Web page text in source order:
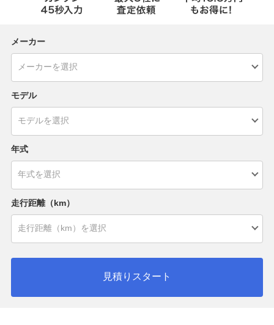
メーカー
モデル
年式
走行距離（km）
見積りスタート